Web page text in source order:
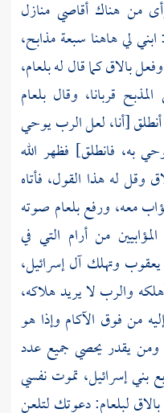
من هناك أقاصي منازل
ابني لي هاهنا سبعة مذابح،
وفعلبالاقكما قال لهبلعام،
قربانا، وقال بلعام
[أنا، لعل الرب يوحي
به، فانطلق] فظهر الله
وقل له هذا القول، فأتاه
معه، ورفعبلعام صوته
من أرام التي في
يعقوب وتهلك آل إسرائيل،
والرب لا يريد هلاكه،
من فوق الآكام وإذا هو
يقدر يحصي جميع عدد
إسرائيل، تموت نفسي
بالاقلبلعام:دعوتك لتلعن